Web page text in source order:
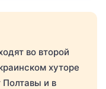
во второй
хуторе
Полтавы и в